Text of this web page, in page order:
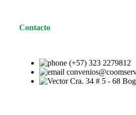
Contacto
(+57) 323 2279812
Cra. 34 # 5 - 68